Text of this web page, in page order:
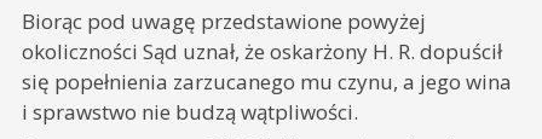
Biorąc pod uwagę przedstawione powyżej
okoliczności Sąd uznał, że oskarżony H. R. dopuścił
się popełnienia zarzucanego mu czynu, a jego wina
i sprawstwo nie budzą wątpliwości.